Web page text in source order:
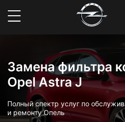
Замена фильтра
Opel Astra J
Полный спектр услуг по
и ремонту Опель